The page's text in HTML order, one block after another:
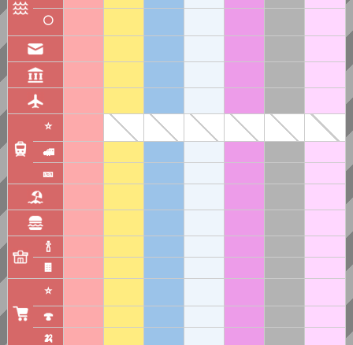
⚪
⭐
🚅
🎫
🍾
🍫
⭐
🍄
🍌